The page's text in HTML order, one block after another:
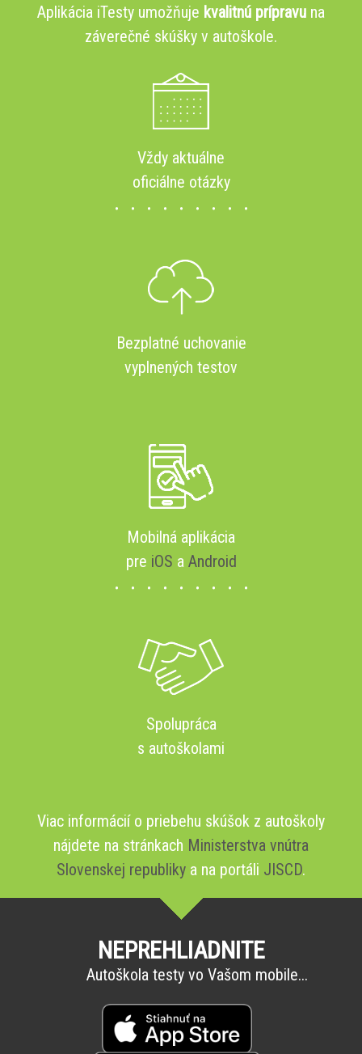
Aplikácia iTesty umožňuje kvalitnú prípravu na
záverečné skúšky v autoškole.
Vždy aktuálne
oficiálne otázky
Bezplatné uchovanie
vyplnených testov
Mobilná aplikácia
pre iOS a Android
Spolupráca
s autoškolami
Viac informácií o priebehu skúšok z autoškoly
nájdete na stránkach Ministerstva vnútra
Slovenskej republiky a na portáli JISCD.
NEPREHLIADNITE
Autoškola testy vo Vašom mobile...